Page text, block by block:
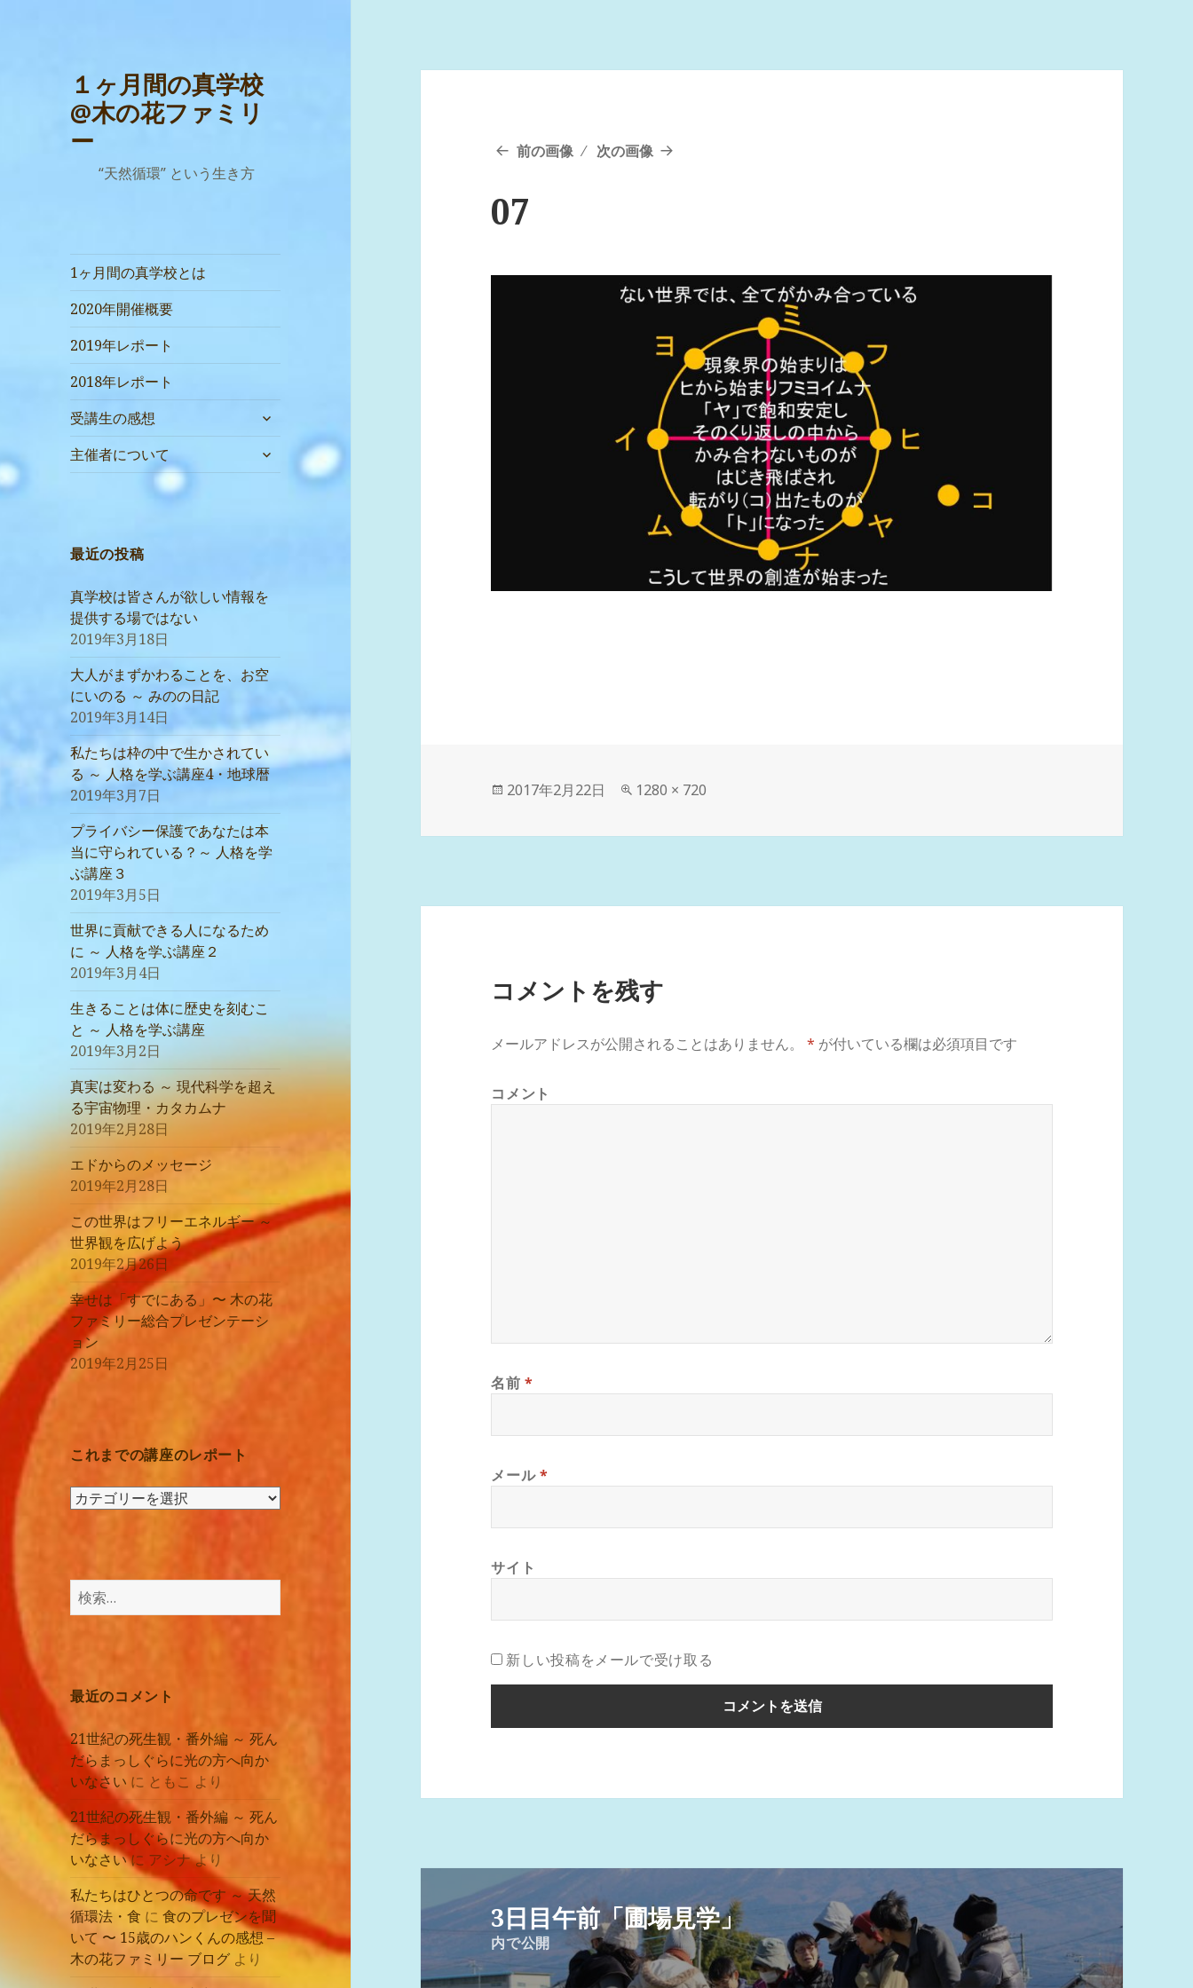
１ヶ月間の真学校
@木の花ファミリ
ー
“天然循環” という生き方
1ヶ月間の真学校とは
2020年開催概要
2019年レポート
2018年レポート
受講生の感想
サ
ブ
メ
ニ
主催者について
サ
ブ
展
最近の投稿
真学校は皆さんが欲しい情報を
提供する場ではない
2019年3月18日
大人がまずかわることを、お空
にいのる ～ みのの日記
2019年3月14日
私たちは枠の中で生かされてい
る ～ 人格を学ぶ講座4・地球暦
2019年3月7日
プライバシー保護であなたは本
当に守られている？～ 人格を学
ぶ講座３
2019年3月5日
世界に貢献できる人になるため
に ～ 人格を学ぶ講座２
2019年3月4日
生きることは体に歴史を刻むこ
と ～ 人格を学ぶ講座
2019年3月2日
真実は変わる ～ 現代科学を超え
る宇宙物理・カタカムナ
2019年2月28日
エドからのメッセージ
2019年2月28日
この世界はフリーエネルギー ～
世界観を広げよう
2019年2月26日
幸せは「すでにある」〜 木の花
ファミリー総合プレゼンテーシ
ョン
2019年2月25日
これまでの講座のレポート
こ
の
講
ポ
ー
ト
検
索:
最近のコメント
21世紀の死生観・番外編 ～ 死ん
だらまっしぐらに光の方へ向か
いなさい に ともこ より
21世紀の死生観・番外編 ～ 死ん
だらまっしぐらに光の方へ向か
いなさいに アシナより
私たちはひとつの命です ～ 天然
循環法・食 に食のプレゼンを聞
いて 〜 15歳のハンくんの感想 –
木の花ファミリー ブログ より
前の画像 次の画像
07
投
日:
2017年2月22日
フ
サ
1280 × 720
コメントを残す
メールアドレスが公開されることはありません。 * が付いている欄は必須項目です
コメント
名前*
メール*
サイト
新しい投稿をメールで受け取る
稿
ナ
3日目午前「圃場見学」
内で公開